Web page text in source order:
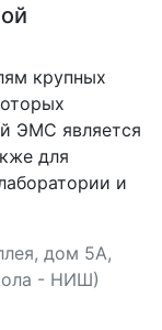
крупных
ЭМС является
для
и
дом 5А,
- НИШ)